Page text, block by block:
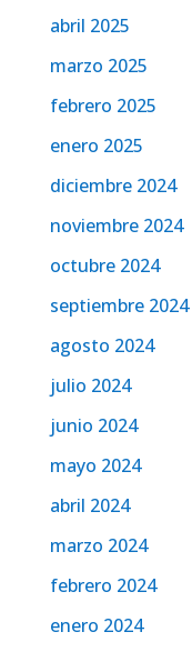
abril 2025
marzo 2025
febrero 2025
enero 2025
diciembre 2024
noviembre 2024
octubre 2024
septiembre 2024
agosto 2024
julio 2024
junio 2024
mayo 2024
abril 2024
marzo 2024
febrero 2024
enero 2024